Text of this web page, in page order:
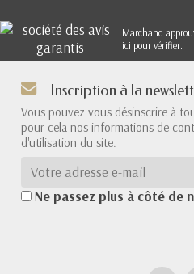
Marchand
ici pour vérifier.
Inscription à la
Vous pouvez vous désinscrire à
pour cela nos informations de
d'utilisation du site.
Ne passez plus à côté de